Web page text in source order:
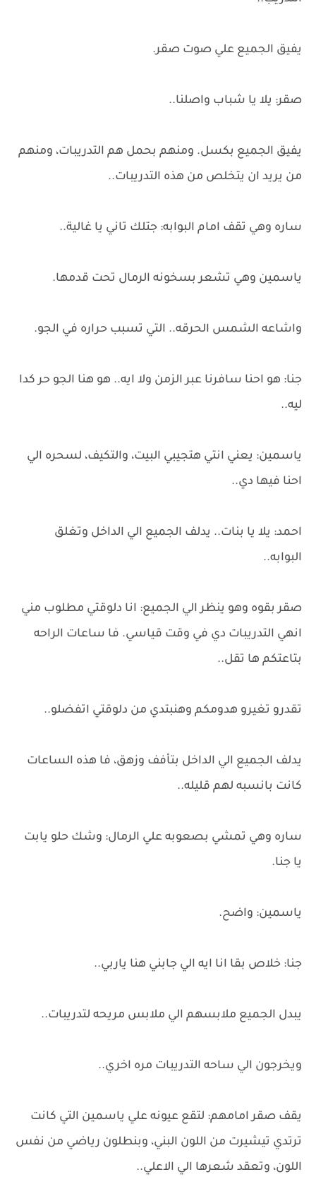
يفيق الجميع علي صوت صقر.
صقر: يلا يا شباب واصلنا..
يفيق الجميع بكسل. ومنهم بحمل هم التدريبات، ومنهم
من يريد ان يتخلص من هذه التدريبات..
ساره وهي تقف امام البوابه: جتلك تاني يا غالية..
ياسمين وهي تشعر بسخونه الرمال تحت قدمها.
واشاعه الشمس الحرقه.. التي تسبب حراره في الجو.
جنا: هو احنا سافرنا عبر الزمن ولا ايه.. هو هنا الجو حر كدا
ليه..
ياسمين: يعني انتي هتجيبي البيت، والتكيف، لسحره الي
احنا فيها دي..
احمد: يلا يا بنات.. يدلف الجميع الي الداخل وتغلق
البوابه..
صقر بقوه وهو ينظر الي الجميع: انا دلوقتي مطلوب مني
انهي التدريبات دي في وقت قياسي. فا ساعات الراحه
بتاعتكم ها تقل..
تقدرو تغيرو هدومكم وهنبتدي من دلوقتي اتفضلو..
يدلف الجميع الي الداخل بتأفف وزهق، فا هذه الساعات
كانت بانسبه لهم قليله..
ساره وهي تمشي بصعوبه علي الرمال: وشك حلو يابت
يا جنا.
ياسمين: واضح.
جنا: خلاص بقا انا ايه الي جابني هنا ياربي..
يبدل الجميع ملابسهم الي ملابس مريحه لتدريبات..
ويخرجون الي ساحه التدريبات مره اخري..
يقف صقر امامهم: لتقع عيونه علي ياسمين التي كانت
ترتدي تيشيرت من اللون البني، وبنطلون رياضي من نفس
اللون، وتعقد شعرها الي الاعلي..